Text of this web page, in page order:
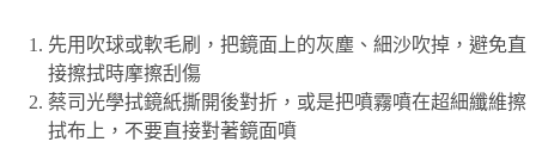
先用吹球或軟毛刷，把鏡面上的灰塵、細沙吹掉，避免直
接擦拭時摩擦刮傷
蔡司光學拭鏡紙撕開後對折，或是把噴霧噴在超細纖維擦
拭布上，不要直接對著鏡面噴